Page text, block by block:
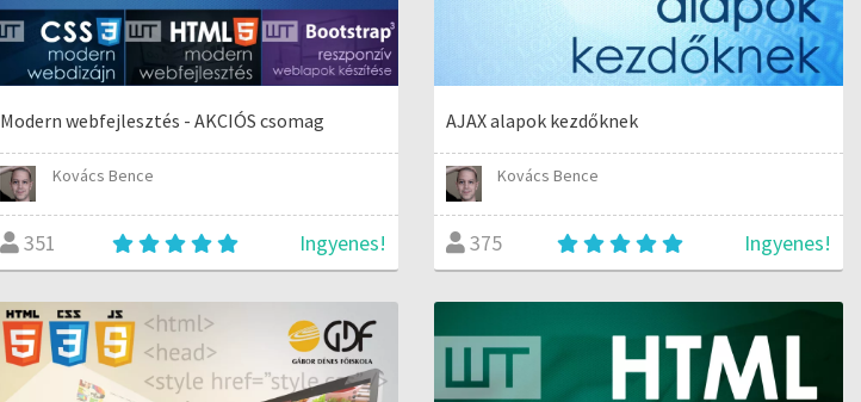
Modern webfejlesztés - AKCIÓS csomag
Kovács Bence
351 Ingyenes!
AJAX alapok kezdőknek
Kovács Bence
375 Ingyenes!